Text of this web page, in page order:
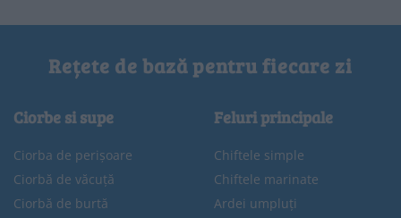
Rețete de bază pentru fiecare zi
Ciorbe si supe
Ciorba de perișoare
Ciorbă de văcuță
Ciorbă de burtă
Feluri principale
Chiftele simple
Chiftele marinate
Ardei umpluți